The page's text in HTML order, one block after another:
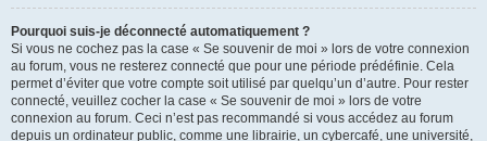
Pourquoi suis-je déconnecté automatiquement ?
Si vous ne cochez pas la case « Se souvenir de moi » lors de votre connexion
au forum, vous ne resterez connecté que pour une période prédéfinie. Cela
permet d’éviter que votre compte soit utilisé par quelqu’un d’autre. Pour rester
connecté, veuillez cocher la case « Se souvenir de moi » lors de votre
connexion au forum. Ceci n’est pas recommandé si vous accédez au forum
depuis un ordinateur public, comme une librairie, un cybercafé, une université,